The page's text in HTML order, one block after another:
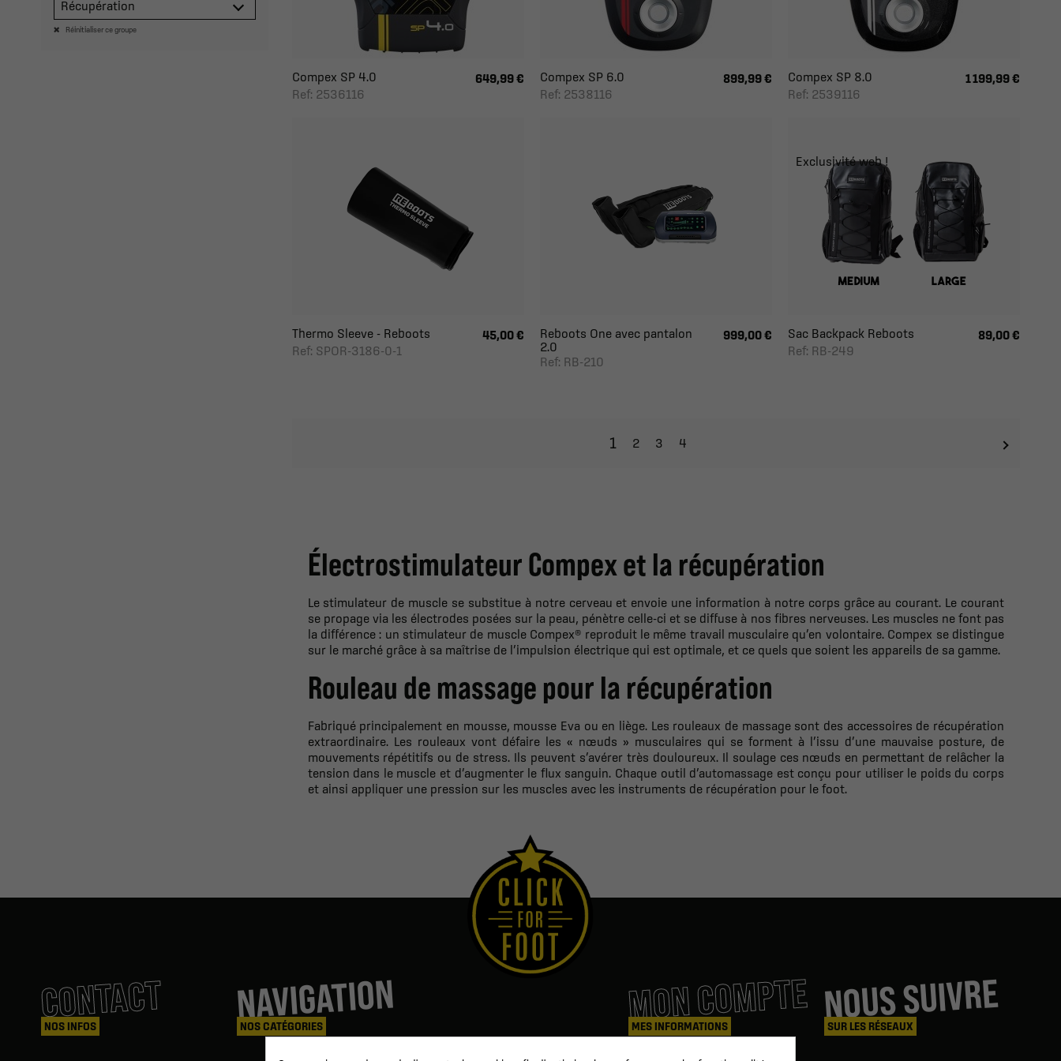
Récupération
Réinitialiser ce groupe
Compex SP 4.0
Ref: 2536116
649,99 €
Compex SP 6.0
Ref: 2538116
899,99 €
Compex SP 8.0
Ref: 2539116
1 199,99 €
Thermo Sleeve - Reboots
Ref: SPOR-3186-0-1
45,00 €
Reboots One avec pantalon
2.0
Ref: RB-210
999,00 €
Sac Backpack Reboots
Ref: RB-249
89,00 €
Exclusivité web !
1 2 3 4
Électrostimulateur Compex et la récupération
Le stimulateur de muscle se substitue à notre cerveau et envoie une information à notre corps grâce au courant. Le courant
se propage via les électrodes posées sur la peau, pénètre celle-ci et se diffuse à nos fibres nerveuses. Les muscles ne font pas
la différence : un stimulateur de muscle Compex® reproduit le même travail musculaire qu’en volontaire. Compex se distingue
sur le marché grâce à sa maîtrise de l’impulsion électrique qui est optimale, et ce quels que soient les appareils de sa gamme.
Rouleau de massage pour la récupération
Fabriqué principalement en mousse, mousse Eva ou en liège. Les rouleaux de massage sont des accessoires de récupération
extraordinaire. Les rouleaux vont défaire les « nœuds » musculaires qui se forment à l’issu d’une mauvaise posture, de
mouvements répétitifs ou de stress. Ils peuvent s’avérer très douloureux. Il soulage ces nœuds en permettant de relâcher la
tension dans le muscle et d’augmenter le flux sanguin. Chaque outil d’automassage est conçu pour utiliser le poids du corps
et ainsi appliquer une pression sur les muscles avec les instruments de récupération pour le foot.
CONTACT
NOS INFOS NAVIGATION
NOS CATÉGORIES MON COMPTE
MES INFORMATIONS NOUS SUIVRE
SUR LES RÉSEAUX